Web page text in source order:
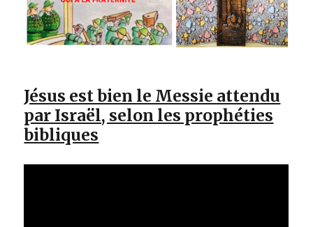
Jésus est bien le Messie attendu
par Israël, selon les prophéties
bibliques